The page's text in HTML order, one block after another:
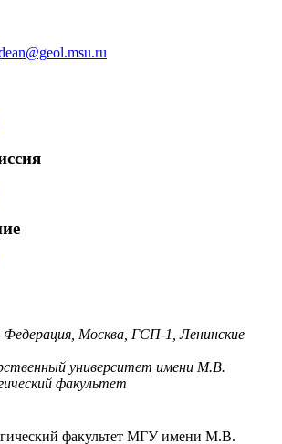
Федерация, Москва, ГСП-1, Ленинские
университет имени М.В.
факультет
факультет МГУ имени М.В.